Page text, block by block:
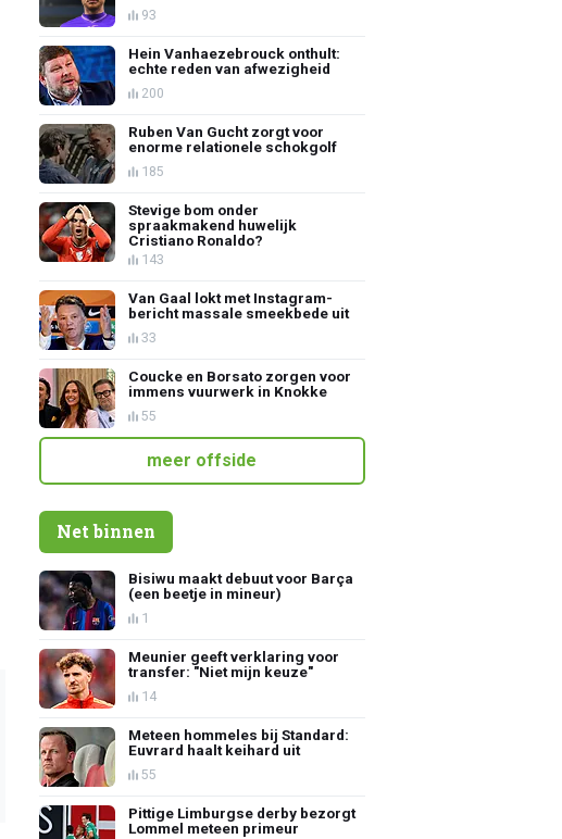
93
Hein Vanhaezebrouck onthult:
echte reden van afwezigheid
200
Ruben Van Gucht zorgt voor
enorme relationele schokgolf
185
Stevige bom onder
spraakmakend huwelijk
Cristiano Ronaldo?
143
Van Gaal lokt met Instagram-
bericht massale smeekbede uit
33
Coucke en Borsato zorgen voor
immens vuurwerk in Knokke
55
meer offside
Net binnen
Bisiwu maakt debuut voor Barça
(een beetje in mineur)
1
Meunier geeft verklaring voor
transfer: "Niet mijn keuze"
14
Meteen hommeles bij Standard:
Euvrard haalt keihard uit
55
Pittige Limburgse derby bezorgt
Lommel meteen primeur